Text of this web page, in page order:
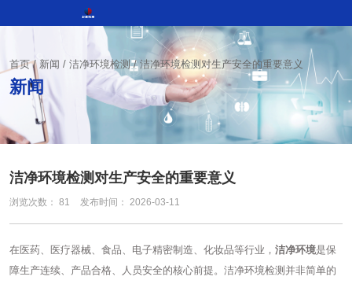
首页/ 新闻 / 洁净环境检测 /洁净环境检测对生产安全的重要意义
新闻
洁净环境检测对生产安全的重要意义
浏览次数： 81 发布时间： 2026-03-11
在医药、医疗器械、食品、电子精密制造、化妆品等行业， 洁净环境是保
障生产连续、产品合格、人员安全的核心前提。洁净环境检测并非简单的